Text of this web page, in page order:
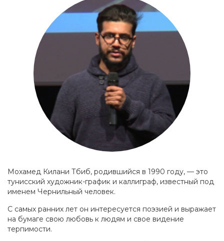
Мохамед Килани Тбиб, родившийся в 1990 году, — это
тунисский художник-график и каллиграф, известный под
именем Чернильный человек.
С самых ранних лет он интересуется поэзией и выражает
на бумаге свою любовь к людям и свое видение
терпимости.